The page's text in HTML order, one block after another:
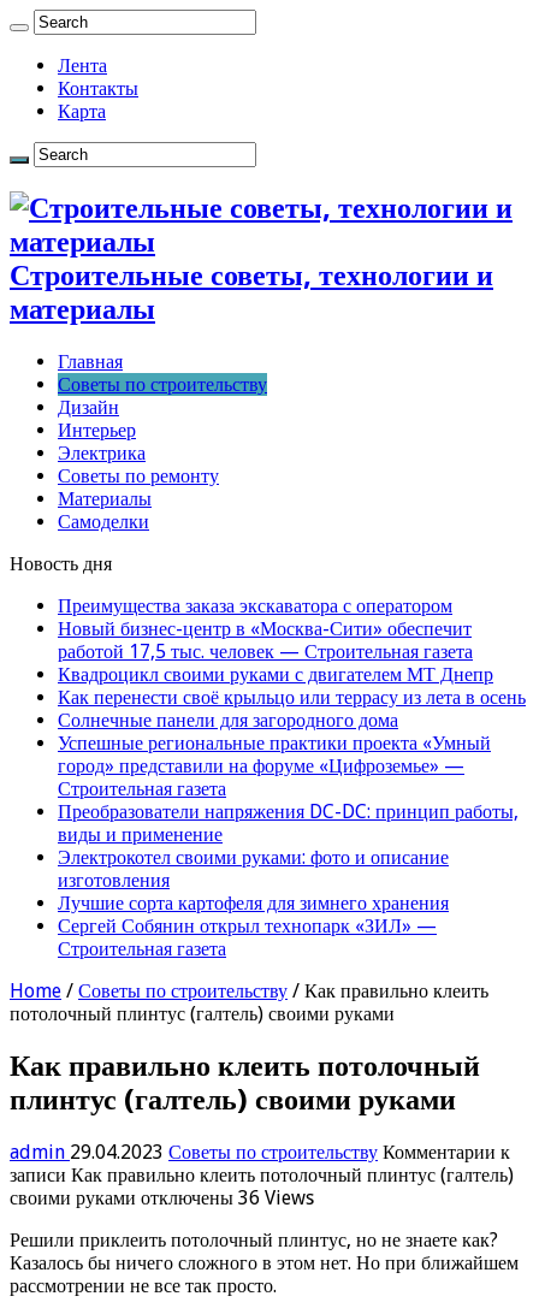
Лента
Контакты
Карта
Строительные советы, технологии и
материалы
Главная
Советы по строительству
Дизайн
Интерьер
Электрика
Советы по ремонту
Материалы
Самоделки
Новость дня
Преимущества заказа экскаватора с оператором
Новый бизнес-центр в «Москва-Сити» обеспечит
работой 17,5 тыс. человек — Строительная газета
Квадроцикл своими руками с двигателем МТ Днепр
Как перенести своё крыльцо или террасу из лета в осень
Солнечные панели для загородного дома
Успешные региональные практики проекта «Умный
город» представили на форуме «Цифроземье» —
Строительная газета
Преобразователи напряжения DC-DC: принцип работы,
виды и применение
Электрокотел своими руками: фото и описание
изготовления
Лучшие сорта картофеля для зимнего хранения
Сергей Собянин открыл технопарк «ЗИЛ» —
Строительная газета
Home / Советы по строительству / Как правильно клеить
потолочный плинтус (галтель) своими руками
Как правильно клеить потолочный
плинтус (галтель) своими руками
admin 29.04.2023 Советы по строительству Комментарии к
записи Как правильно клеить потолочный плинтус (галтель)
своими руками отключены 36 Views
Решили приклеить потолочный плинтус, но не знаете как?
Казалось бы ничего сложного в этом нет. Но при ближайшем
рассмотрении не все так просто.